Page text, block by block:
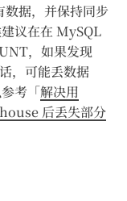
据，并保持同步
议在在 MySQL
，如果发现
，可能丢数据
考「解决用
后丢失部分